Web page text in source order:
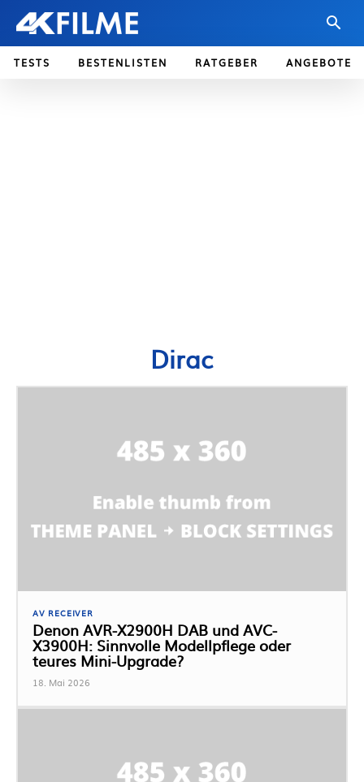
TESTS BESTENLISTEN RATGEBER ANGEBOTE
Dirac
AV RECEIVER
Denon AVR-X2900H DAB und AVC-
X3900H: Sinnvolle Modellpflege oder
teures Mini-Upgrade?
18. Mai 2026